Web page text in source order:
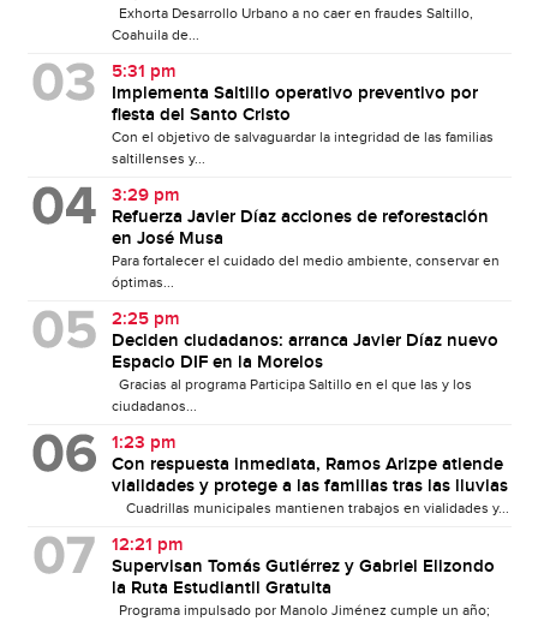
Exhorta Desarrollo Urbano a no caer en fraudes Saltillo,
Coahuila de...
5:31 pm
Implementa Saltillo operativo preventivo por
fiesta del Santo Cristo
Con el objetivo de salvaguardar la integridad de las familias
saltillenses y...
3:29 pm
Refuerza Javier Díaz acciones de reforestación
en José Musa
Para fortalecer el cuidado del medio ambiente, conservar en
óptimas...
2:25 pm
Deciden ciudadanos: arranca Javier Díaz nuevo
Espacio DIF en la Morelos
Gracias al programa Participa Saltillo en el que las y los
ciudadanos...
1:23 pm
Con respuesta inmediata, Ramos Arizpe atiende
vialidades y protege a las familias tras las lluvias
Cuadrillas municipales mantienen trabajos en vialidades y...
12:21 pm
Supervisan Tomás Gutiérrez y Gabriel Elizondo
la Ruta Estudiantil Gratuita
Programa impulsado por Manolo Jiménez cumple un año;